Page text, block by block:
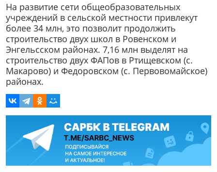
На развитие сети общеобразовательных
учреждений в сельской местности привлекут
более 34 млн, это позволит продолжить
строительство двух школ в Ровенском и
Энгельсском районах. 7,16 млн выделят на
строительство двух ФАПов в Ртищевском (с.
Макарово) и Федоровском (с. Первовомайское)
районах.